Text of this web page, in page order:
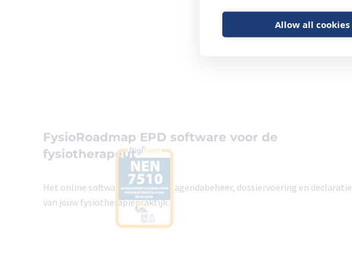
Allow all cookies
FysioRoadmap EPD software voor de
fysiotherapeut
Het online softwarepakket voor agendabeheer, dossiervoering en declaratie
van jouw fysiotherapiepraktijk.